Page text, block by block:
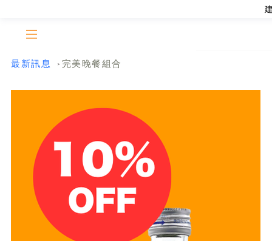
最新訊息 > 完美晚餐組合